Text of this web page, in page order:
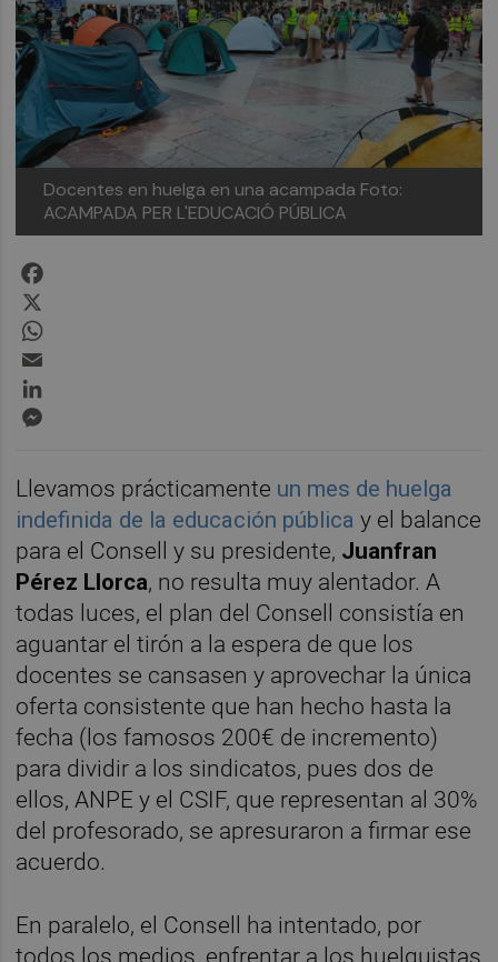
Docentes en huelga en una acampada Foto:
ACAMPADA PER L'EDUCACIÓ PÚBLICA
Llevamos prácticamente un mes de huelga
indefinida de la educación pública y el balance
para el Consell y su presidente, Juanfran
Pérez Llorca, no resulta muy alentador. A
todas luces, el plan del Consell consistía en
aguantar el tirón a la espera de que los
docentes se cansasen y aprovechar la única
oferta consistente que han hecho hasta la
fecha (los famosos 200€ de incremento)
para dividir a los sindicatos, pues dos de
ellos, ANPE y el CSIF, que representan al 30%
del profesorado, se apresuraron a firmar ese
acuerdo.
En paralelo, el Consell ha intentado, por